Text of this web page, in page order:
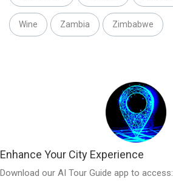
Wine Zambia Zimbabwe
Enhance Your City Experience
Download our AI Tour Guide app to access: